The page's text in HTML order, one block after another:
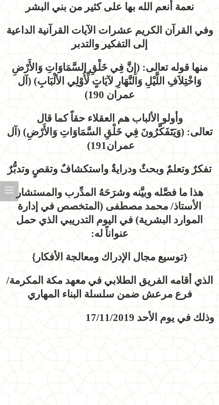
نعمة أنعم الله بها على كثير من بني البشر
وفي القرآن الكريم عشرات الآيات القرآنية الداعية
إلى التفكير والتدبر
منها قوله تعالى: (إِنَّ فِي خَلْقِ السَّمَاوَاتِ وَالأَرْضِ
وَاخْتِلاَفِ اللَّيْلِ وَالنَّهَارِ لآيَاتٍ لِّأُوْلِي الألْبَابِ) (آل
عمران 190)
وأولو الألباب هم العقلاء حقاً كما قال
تعالى: (وَيَتَفَكَّرُونَ فِي خَلْقِ السَّمَاوَاتِ وَالأَرْضِ) (آل
عمران191)
تفكرٌ وتعلمٌ وبحثٌ ودرايةٌ واستكشافٌ وتقصٍ وتدبُّرٌ
هذا ما فصَّله وبيَّنه وشرَحَهُ المدِّرب والمستشار
الأستاذ/ محمد مصطفى (المتخصص في إدارة
الموارد البشرية) في اليوم التدريبي الذي حمل
عنواناً له:
{توسيع مجال الإدراك ومعالجة الأفكار}
الذي أقامه الفريق الطلابي في معهد مكة المكرمة/
فرع مرعش ضمن سلسلة البناء المهاري
وذلك في يوم الأحد 17/11/2019